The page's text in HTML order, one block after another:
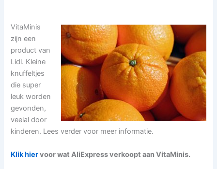
VitaMinis
zijn een
product van
Lidl. Kleine
knuffeltjes
die super
leuk worden
gevonden,
veelal door
kinderen. Lees verder voor meer informatie.
Klik hiervoor wat AliExpress verkoopt aan VitaMinis.